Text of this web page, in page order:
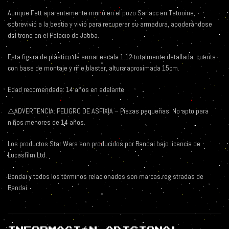
Aunque Fett aparentemente murió en el pozo Sarlacc en Tatooine,
sobrevivió a la bestia y vivió para recuperar su armadura, apoderándose
del trono en el Palacio de Jabba.
Esta figura de plástico de armar escala 1:12 totalmente detallada, cuenta
con base de montaje y rifle blaster, altura aproximada 15cm.
Edad recomendada: 14 años en adelante
⚠️ADVERTENCIA: PELIGRO DE ASFIXIA – Piezas pequeñas. No apto para
niños menores de 14 años.
Los productos Star Wars son producidos por Bandai bajo licencia de
Lucasfilm Ltd.
Bandai y todos los términos relacionados son marcas registradas de
Bandai.